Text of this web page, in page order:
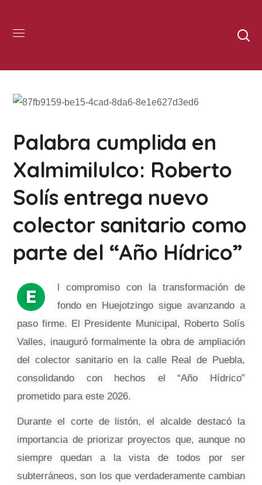
Palabra cumplida en
Xalmimilulco: Roberto
Solís entrega nuevo
colector sanitario como
parte del “Año Hídrico”
E
l compromiso con la transformación de
fondo en Huejotzingo sigue avanzando a
paso firme. El Presidente Municipal, Roberto Solís
Valles, inauguró formalmente la obra de ampliación
del colector sanitario en la calle Real de Puebla,
consolidando con hechos el “Año Hídrico”
prometido para este 2026.
Durante el corte de listón, el alcalde destacó la
importancia de priorizar proyectos que, aunque no
siempre quedan a la vista de todos por ser
subterráneos, son los que verdaderamente cambian